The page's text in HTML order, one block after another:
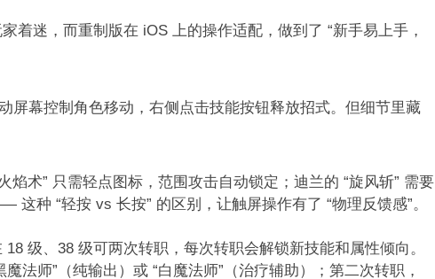
着迷，而重制版在 iOS 上的操作适配，做到了 “新手易上手，
屏幕控制角色移动，右侧点击技能按钮释放招式。但细节里藏
焰术” 只需轻点图标，范围攻击自动锁定；迪兰的 “旋风斩” 需要
种 “轻按 vs 长按” 的区别，让触屏操作有了 “物理反馈感”。​
18 级、38 级可两次转职，每次转职会解锁新技能和属性倾向。
法师”（纯输出）或 “白魔法师”（治疗辅助）；第二次转职，